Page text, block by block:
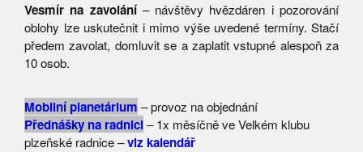
Vesmír na zavolání– návštěvy hvězdáren i pozorování
oblohy lze uskutečnit i mimo výše uvedené termíny. Stačí
předem zavolat, domluvit se a zaplatit vstupné alespoň za
10 osob.
Mobilní planetárium – provoz na objednání
Přednášky na radnici– 1x měsíčně ve Velkém klubu
plzeňské radnice –viz kalendář